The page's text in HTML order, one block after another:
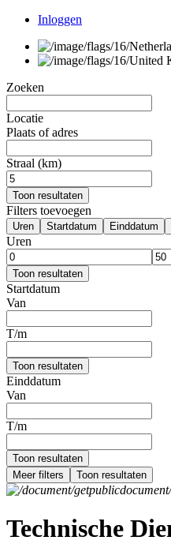
Inloggen
Zoeken
Locatie
Plaats of adres
Straal (km)
Toon resultaten
Filters toevoegen
Uren Startdatum Einddatum
Uren
Toon resultaten
Startdatum
Van
T/m
Toon resultaten
Einddatum
Van
T/m
Toon resultaten
Meer filters
Toon resultaten
Technische